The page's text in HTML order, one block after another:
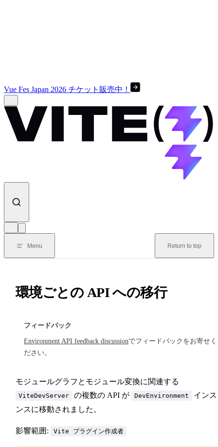
Vue Fes Japan 2026 チケット販売中！
Menu Return to top
環境ごとの API への移行
フィードバック
Environment API feedback discussionでフィードバックをお寄せく
ださい。
モジュールグラフとモジュール変換に関連する
ViteDevServer の複数の API が DevEnvironment
イン
ンスに移動されました。
影響範囲: Vite プラグイン作成者